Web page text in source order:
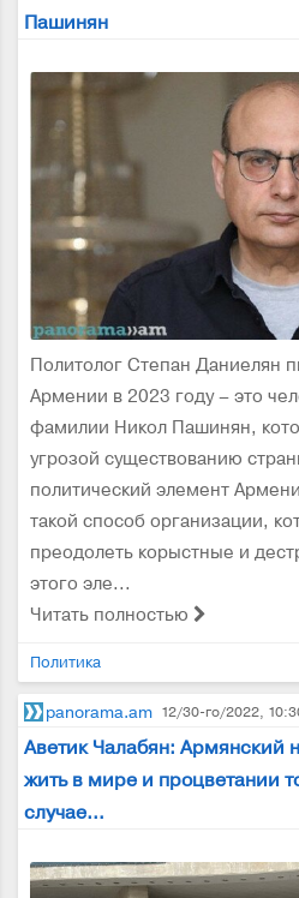
Пашинян
Политолог Степан Даниелян
Армении в 2023 году – это
фамилии Никол Пашинян,
угрозой существованию
политический элемент
такой способ организации,
преодолеть корыстные и
этого эле...
Читать полностью
Политика
panorama.am 12/30-го/2022,
Аветик Чалабян: Армянский
жить в мире и процветании
случае…